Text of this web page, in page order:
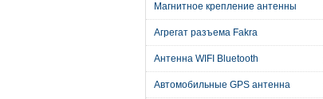
Магнитное крепление антенны
Агрегат разъема Fakra
Антенна WIFI Bluetooth
Автомобильные GPS антенна